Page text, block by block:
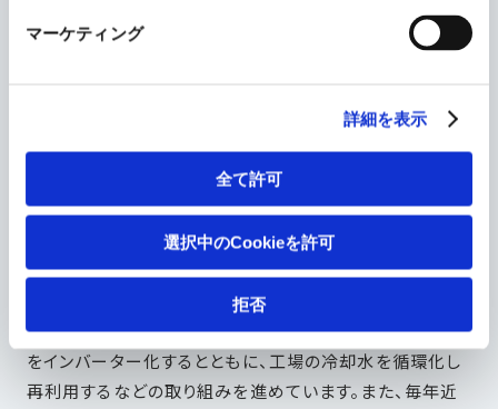
マーケティング
詳細を表示
全て許可
選択中のCookieを許可
拒否
浸透や、上水・工業用水の効率的な利用に関する管理を強
化していきます。これらの取り組みにより、水の使用量を最
工場がある静岡事業所では、水脈に恵まれた大井川から
水資源の恩恵を受けています。しかし、今後気候変動や事
業所周辺の環境変化などにより水資源が不足する可能性
も懸念されることから、 静岡事業所（Water Stress：
Medium-High）においても、全社目標と同様の水準で水
使用量の削減に努めています。静岡事業所では、地下水の
汲み上げ量をきめ細かに調整できるよう汲み上げポンプ
をインバーター化するとともに、工場の冷却水を循環化し
再利用するなどの取り組みを進めています。また、毎年近